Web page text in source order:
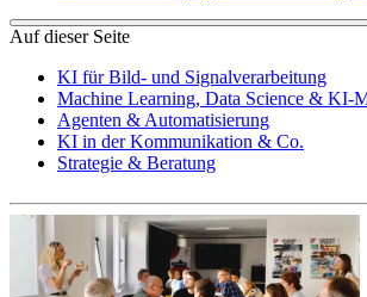
Auf dieser Seite
KI für Bild- und Signalverarbeitung
Machine Learning, Data Science & KI-
Agenten & Automatisierung
KI in der Kommunikation & Co.
Strategie & Beratung